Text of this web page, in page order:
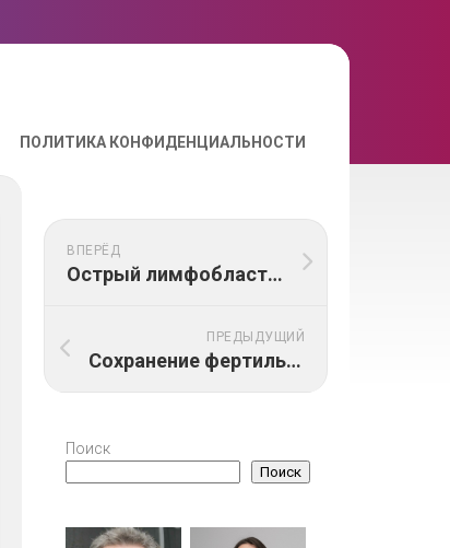
ПОЛИТИКА КОНФИДЕНЦИАЛЬНОСТИ
ВПЕРЁД
Острый лимфобластный лейкоз у детей: современные протоколы
ПРЕДЫДУЩИЙ
Сохранение фертильности у онкологических пациентов
Поиск
Поиск